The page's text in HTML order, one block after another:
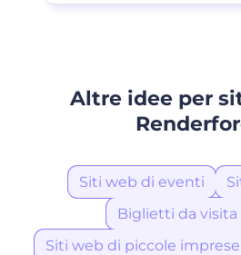
Altre idee per
Siti web di eventi
Biglietti da
Siti web di piccole imprese